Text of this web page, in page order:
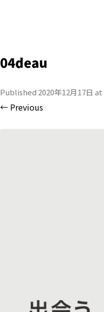
04deau
Published 2020年12月17日 at
← Previous